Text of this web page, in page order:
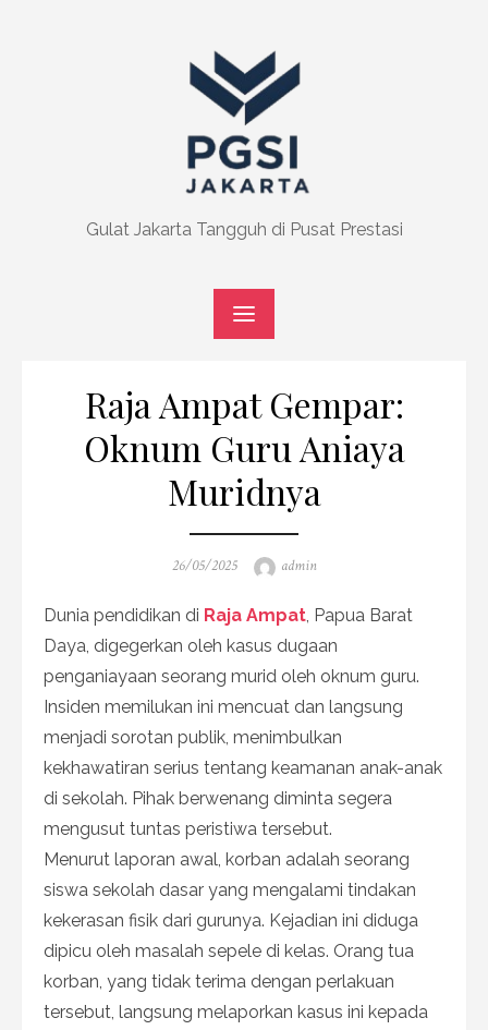
Gulat Jakarta Tangguh di Pusat Prestasi
Raja Ampat Gempar:
Oknum Guru Aniaya
Muridnya
Posted
26/05/2025 Author
admin
Dunia pendidikan di Raja Ampat , Papua Barat
Daya, digegerkan oleh kasus dugaan
penganiayaan seorang murid oleh oknum guru.
Insiden memilukan ini mencuat dan langsung
menjadi sorotan publik, menimbulkan
kekhawatiran serius tentang keamanan anak-anak
di sekolah. Pihak berwenang diminta segera
mengusut tuntas peristiwa tersebut.
Menurut laporan awal, korban adalah seorang
siswa sekolah dasar yang mengalami tindakan
kekerasan fisik dari gurunya. Kejadian ini diduga
dipicu oleh masalah sepele di kelas. Orang tua
korban, yang tidak terima dengan perlakuan
tersebut, langsung melaporkan kasus ini kepada